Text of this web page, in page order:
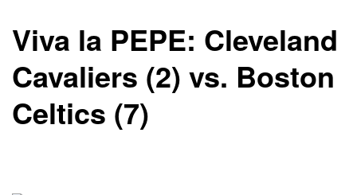
Viva la PEPE: Cleveland
Cavaliers (2) vs. Boston
Celtics (7)